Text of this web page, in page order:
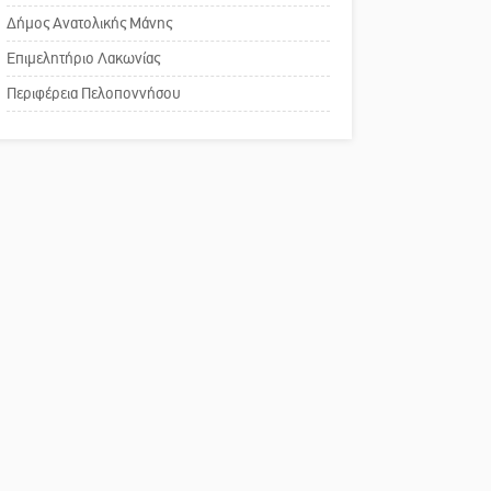
ΔΥΠΑ: Επιπλέον 8.000
επιδοτούμενες θέσεις στο
πρόγραμμα απασχόλησης
ανέργων 55 ετών και άνω
Πού βρίσκεται το ιστορικό
κέντρο της Σπάρτης;
Δήμος Ανατολικής Μάνης
Επιμελητήριο Λακωνίας
Περιφέρεια Πελοποννήσου